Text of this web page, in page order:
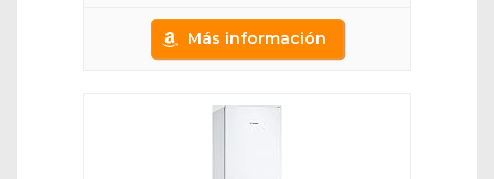
Más información